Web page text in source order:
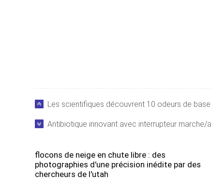
Les scientifiques découvrent 10 odeurs de
Antibiotique innovant avec interrupteur marche/
flocons de neige en chute libre : des
photographies d'une précision inédite par des
chercheurs de l'utah